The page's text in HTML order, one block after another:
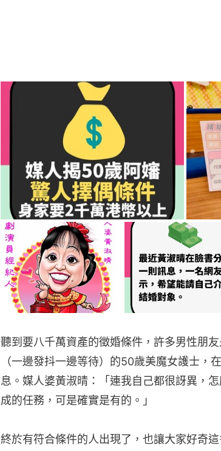
聽到要八千萬資產的徵婚條件，許多男性朋
（一邊發抖一邊等待）的50歲美魔女護士，
息。媒人婆黃淑晴：「連我自己都很訝異，
成的任務，可是確實是有的。」
終於有符合條件的人出現了，也讓大家好奇